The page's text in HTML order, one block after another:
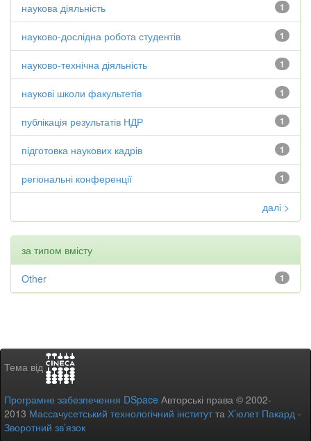
1
наукова діяльність
1
науково-дослідна робота студентів
1
науково-технічна діяльність
1
наукові школи факультетів
1
публікація результатів НДР
1
підготовка наукових кадрів
1
регіональні конференції
далі >
за типом вмісту
1
Other
Тема від
Програмне забезпечення DSpace Авторські права © 2002-
2013 Массачусетський технологічний інститутта Х’юлет Пакард -
Зворотний зв’язок